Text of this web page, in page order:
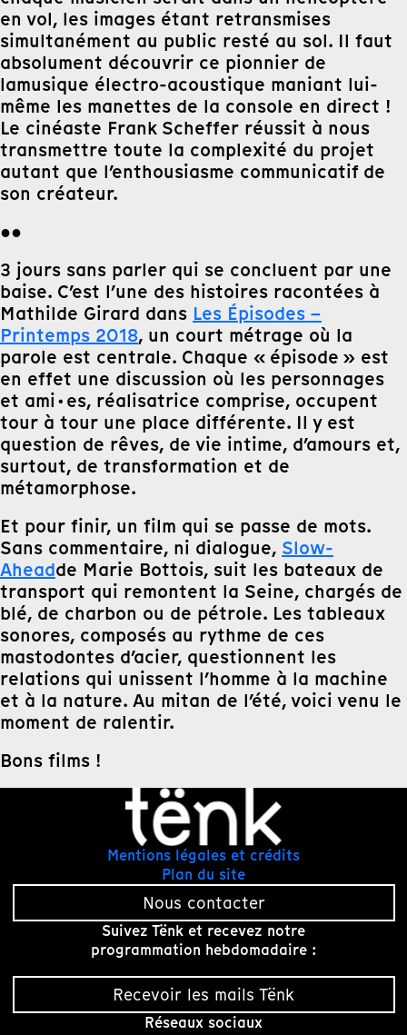
en vol, les images étant retransmises
simultanément au public resté au sol. Il faut
absolument découvrir ce pionnier de
lamusique électro-acoustique maniant lui-
même les manettes de la console en direct !
Le cinéaste Frank Scheffer réussit à nous
transmettre toute la complexité du projet
autant que l’enthousiasme communicatif de
son créateur.
●●
3 jours sans parler qui se concluent par une
baise. C’est l’une des histoires racontées à
Mathilde Girard dans Les Épisodes –
Printemps 2018, un court métrage où la
parole est centrale. Chaque « épisode » est
en effet une discussion où les personnages
et ami·es, réalisatrice comprise, occupent
tour à tour une place différente. Il y est
question de rêves, de vie intime, d’amours et,
surtout, de transformation et de
métamorphose.
Et pour finir, un film qui se passe de mots.
Sans commentaire, ni dialogue, Slow-
Aheadde Marie Bottois, suit les bateaux de
transport qui remontent la Seine, chargés de
blé, de charbon ou de pétrole. Les tableaux
sonores, composés au rythme de ces
mastodontes d’acier, questionnent les
relations qui unissent l’homme à la machine
et à la nature. Au mitan de l’été, voici venu le
moment de ralentir.
Bons films !
Mentions légales et crédits
Plan du site
Nous contacter
Suivez Tënk et recevez notre
programmation hebdomadaire :
Recevoir les mails Tënk
Réseaux sociaux